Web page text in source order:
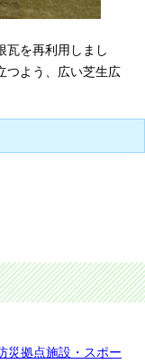
瓦を再利用しまし
つよう、広い芝生広
災拠点施設・スポー